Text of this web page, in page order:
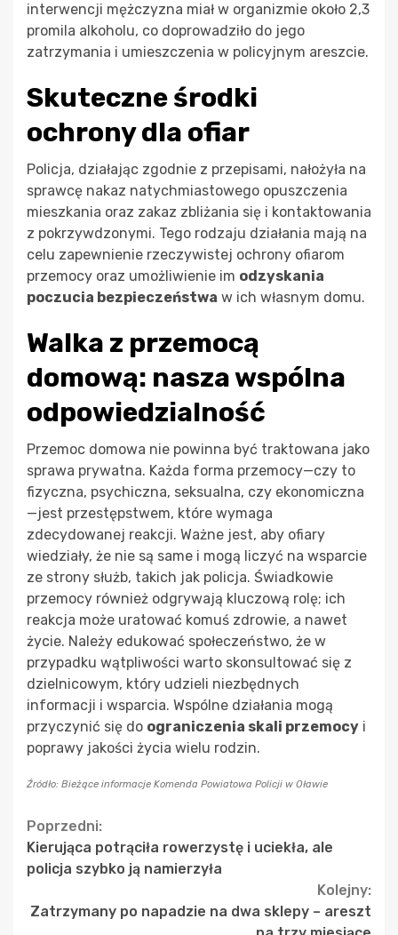
interwencji mężczyzna miał w organizmie około 2,3
promila alkoholu, co doprowadziło do jego
zatrzymania i umieszczenia w policyjnym areszcie.
Skuteczne środki
ochrony dla ofiar
Policja, działając zgodnie z przepisami, nałożyła na
sprawcę nakaz natychmiastowego opuszczenia
mieszkania oraz zakaz zbliżania się i kontaktowania
z pokrzywdzonymi. Tego rodzaju działania mają na
celu zapewnienie rzeczywistej ochrony ofiarom
przemocy oraz umożliwienie im odzyskania
poczucia bezpieczeństwa w ich własnym domu.
Walka z przemocą
domową: nasza wspólna
odpowiedzialność
Przemoc domowa nie powinna być traktowana jako
sprawa prywatna. Każda forma przemocy—czy to
fizyczna, psychiczna, seksualna, czy ekonomiczna
—jest przestępstwem, które wymaga
zdecydowanej reakcji. Ważne jest, aby ofiary
wiedziały, że nie są same i mogą liczyć na wsparcie
ze strony służb, takich jak policja. Świadkowie
przemocy również odgrywają kluczową rolę; ich
reakcja może uratować komuś zdrowie, a nawet
życie. Należy edukować społeczeństwo, że w
przypadku wątpliwości warto skonsultować się z
dzielnicowym, który udzieli niezbędnych
informacji i wsparcia. Wspólne działania mogą
przyczynić się do ograniczenia skali przemocy i
poprawy jakości życia wielu rodzin.
Źródło: Bieżące informacje Komenda Powiatowa Policji w Oławie
Continue
Reading
Poprzedni:
Kierująca potrąciła rowerzystę i uciekła, ale
policja szybko ją namierzyła
Kolejny:
Zatrzymany po napadzie na dwa sklepy – areszt